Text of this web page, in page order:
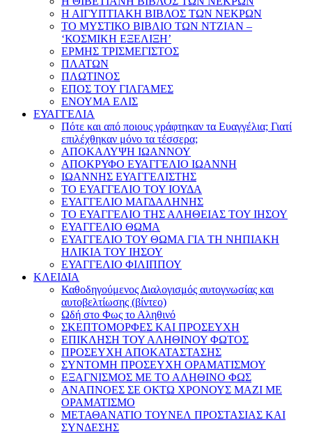
Η ΑΙΓΥΠΤΙΑΚΗ ΒΙΒΛΟΣ ΤΩΝ ΝΕΚΡΩΝ
ΤΟ ΜΥΣΤΙΚΟ ΒΙΒΛΙΟ ΤΩΝ ΝΤΖΙΑΝ –
‘ΚΟΣΜΙΚΗ ΕΞΕΛΙΞΗ’
ΕΡΜΗΣ ΤΡΙΣΜΕΓΙΣΤΟΣ
ΠΛΑΤΩΝ
ΠΛΩΤΙΝΟΣ
ΕΠΟΣ ΤΟΥ ΓΙΛΓΑΜΕΣ
ΕΝΟΥΜΑ ΕΛΙΣ
ΕΥΑΓΓΕΛΙΑ
Πότε και από ποιους γράφτηκαν τα Ευαγγέλια; Γιατί
επιλέχθηκαν μόνο τα τέσσερα;
ΑΠΟΚΑΛΥΨΗ ΙΩΑΝΝΟΥ
ΑΠΟΚΡΥΦΟ ΕΥΑΓΓΕΛΙΟ ΙΩΑΝΝΗ
ΙΩΑΝΝΗΣ ΕΥΑΓΓΕΛΙΣΤΗΣ
ΤΟ ΕΥΑΓΓΕΛΙΟ ΤΟΥ ΙΟΥΔΑ
ΕΥΑΓΓΕΛΙΟ ΜΑΓΔΑΛΗΝΗΣ
ΤΟ ΕΥΑΓΓΕΛΙΟ ΤΗΣ ΑΛΗΘΕΙΑΣ ΤΟΥ ΙΗΣΟΥ
ΕΥΑΓΓΕΛΙΟ ΘΩΜΑ
ΕΥΑΓΓΕΛΙΟ ΤΟΥ ΘΩΜΑ ΓΙΑ ΤΗ ΝΗΠΙΑΚΗ
ΗΛΙΚΙΑ ΤΟΥ ΙΗΣΟΥ
ΕΥΑΓΓΕΛΙΟ ΦΙΛΙΠΠΟΥ
ΚΛΕΙΔΙΑ
Καθοδηγούμενος Διαλογισμός αυτογνωσίας και
αυτοβελτίωσης (βίντεο)
Ωδή στο Φως το Αληθινό
ΣΚΕΠΤΟΜΟΡΦΕΣ ΚΑΙ ΠΡΟΣΕΥΧΗ
ΕΠΙΚΛΗΣΗ ΤΟΥ ΑΛΗΘΙΝΟΥ ΦΩΤΟΣ
ΠΡΟΣΕΥΧΗ ΑΠΟΚΑΤΑΣΤΑΣΗΣ
ΣΥΝΤΟΜΗ ΠΡΟΣΕΥΧΗ ΟΡΑΜΑΤΙΣΜΟΥ
ΕΞΑΓΝΙΣΜΟΣ ΜΕ ΤΟ ΑΛΗΘΙΝΟ ΦΩΣ
ΑΝΑΠΝΟΕΣ ΣΕ ΟΚΤΩ ΧΡΟΝΟΥΣ ΜΑΖΙ ΜΕ
ΟΡΑΜΑΤΙΣΜΟ
ΜΕΤΑΘΑΝΑΤΙΟ ΤΟΥΝΕΛ ΠΡΟΣΤΑΣΙΑΣ ΚΑΙ
ΣΥΝΔΕΣΗΣ